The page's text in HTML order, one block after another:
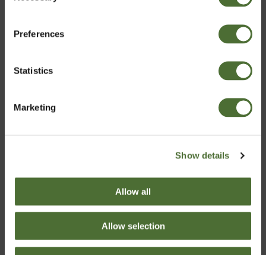
Preferences
Statistics
Marketing
Show details
Allow all
Allow selection
Osta Nyt
Moisturizing Cream
sekaiholle)
50,00/kpl
Nutriance Organic -
setti, rasvainen/sekaiho
TUOTENRO: 3690
192,00/kpl